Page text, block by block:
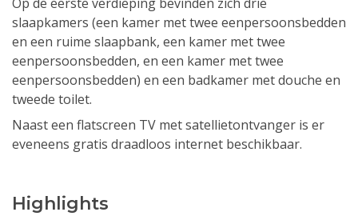
slaapkamers (een kamer met twee eenpersoonsbedden
en een ruime slaapbank, een kamer met twee
eenpersoonsbedden, en een kamer met twee
eenpersoonsbedden) en een badkamer met douche en
tweede toilet.
Naast een flatscreen TV met satellietontvanger is er
eveneens gratis draadloos internet beschikbaar.
Highlights